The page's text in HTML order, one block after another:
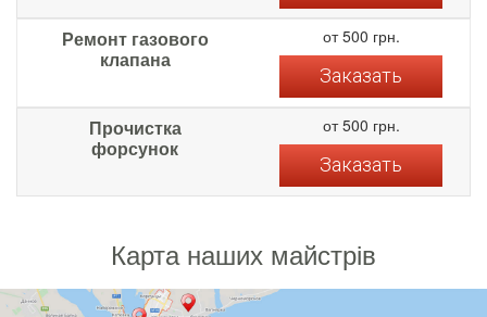
Ремонт газового
клапана
от 500 грн.
Заказать
Прочистка
форсунок
от 500 грн.
Заказать
Карта наших майстрів